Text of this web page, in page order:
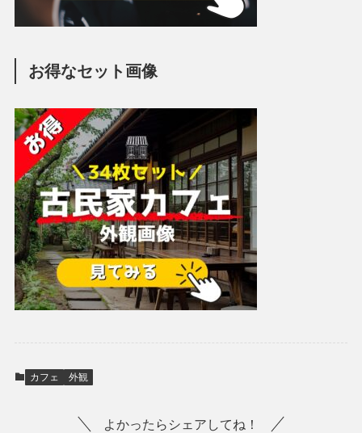
お得なセット画像
カフェ 外観
よかったらシェアしてね！